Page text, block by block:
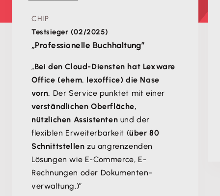
CHIP
Testsieger (02/2025)
„Professionelle Buchhaltung”
„Bei den Cloud-Diensten hat Lexware
Office (ehem. lexoffice) die Nase
vorn. Der Service punktet mit einer
verständlichen Oberfläche,
nützlichen Assistenten und der
flexiblen Erweiterbarkeit (über 80
Schnittstellen zu angrenzenden
Lösungen wie E-Commerce, E-
Rechnungen oder Dokumenten­
verwaltung.)”